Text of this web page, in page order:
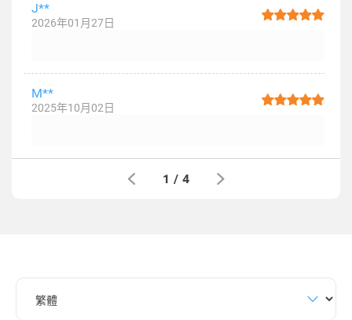
J**
2026年01月27日
M**
2025年10月02日
1 / 4